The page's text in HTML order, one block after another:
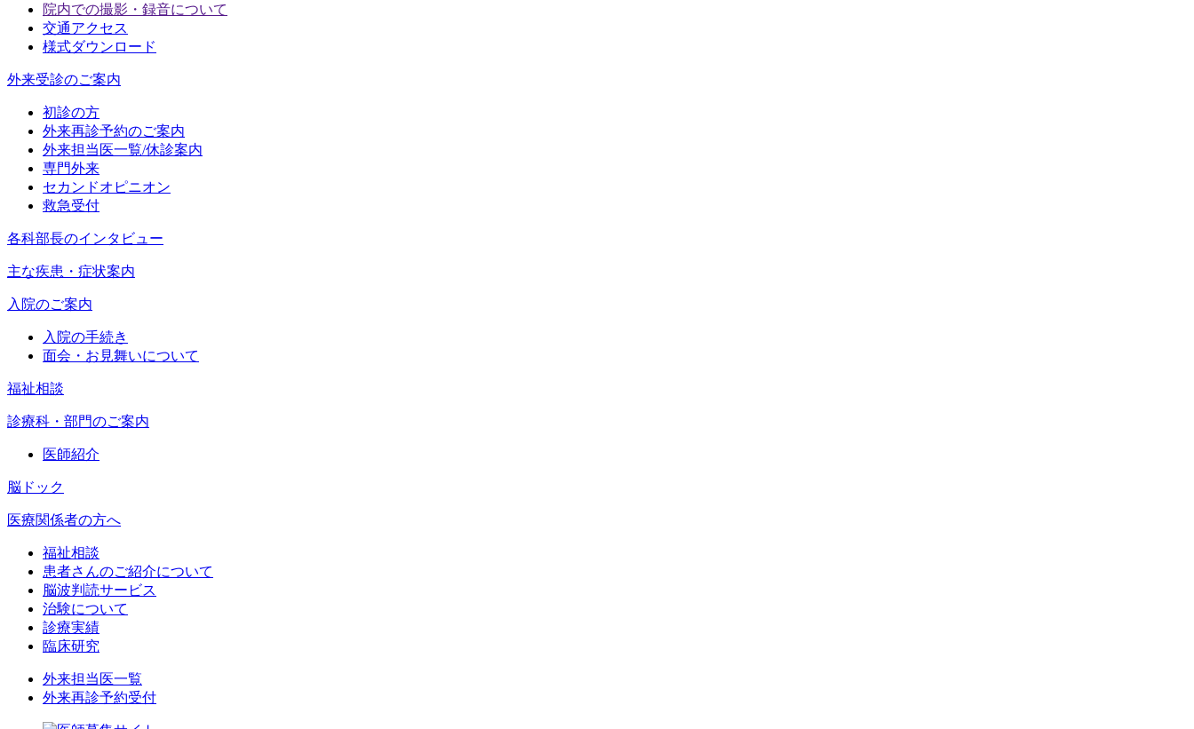
院内での撮影・録音について
交通アクセス
様式ダウンロード
外来受診のご案内
初診の方
外来再診予約のご案内
外来担当医一覧/休診案内
専門外来
セカンドオピニオン
救急受付
各科部長のインタビュー
主な疾患・症状案内
入院のご案内
入院の手続き
面会・お見舞いについて
福祉相談
診療科・部門のご案内
医師紹介
脳ドック
医療関係者の方へ
福祉相談
患者さんのご紹介について
脳波判読サービス
治験について
診療実績
臨床研究
外来担当医一覧
外来再診予約受付